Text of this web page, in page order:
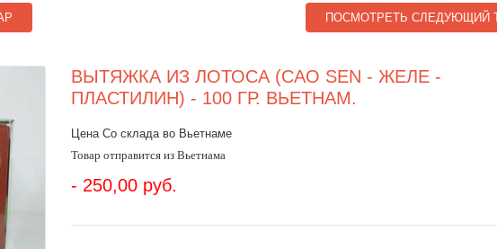
ПОСМОТРЕТЬ СЛЕДУЮЩИЙ
ВЫТЯЖКА ИЗ ЛОТОСА (CAO SEN - ЖЕЛЕ -
ПЛАСТИЛИН) - 100 ГР. ВЬЕТНАМ.
Цена Со склада во Вьетнаме
Товар отправится из Вьетнама
- 250,00 руб.